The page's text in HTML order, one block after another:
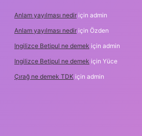
Anlam yayılması nedir için admin
Anlam yayılması nedir için Özden
Ingilizce Betipul ne demek için admin
Ingilizce Betipul ne demek için Yüce
Çırağ ne demek TDK için admin